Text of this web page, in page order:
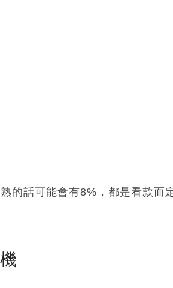
的話可能會有8%，都是看款而定